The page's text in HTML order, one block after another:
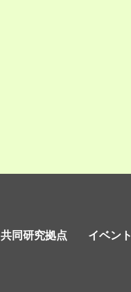
共同研究拠点 イベント